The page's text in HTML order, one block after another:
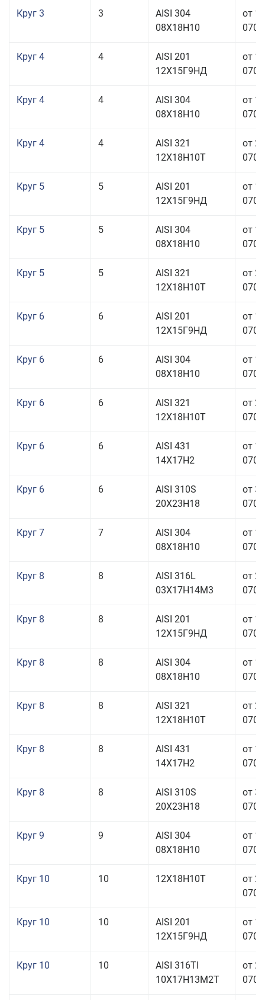
Круг 3 3
AISI 304
08Х18Н10
от
Круг 4 4
AISI 201
12Х15Г9НД
от
Круг 4 4
AISI 304
08Х18Н10
от
Круг 4 4
AISI 321
12Х18Н10Т
от
Круг 5 5
AISI 201
12Х15Г9НД
от
Круг 5 5
AISI 304
08Х18Н10
от
Круг 5 5
AISI 321
12Х18Н10Т
от
Круг 6 6
AISI 201
12Х15Г9НД
от
Круг 6 6
AISI 304
08Х18Н10
от
Круг 6 6
AISI 321
12Х18Н10Т
от
Круг 6 6
AISI 431
14Х17Н2
от
Круг 6 6
AISI 310S
20Х23Н18
от
Круг 7 7
AISI 304
08Х18Н10
от
Круг 8 8
AISI 316L
03Х17Н14М3
от
Круг 8 8
AISI 201
12Х15Г9НД
от
Круг 8 8
AISI 304
08Х18Н10
от
Круг 8 8
AISI 321
12Х18Н10Т
от
Круг 8 8
AISI 431
14Х17Н2
от
Круг 8 8
AISI 310S
20Х23Н18
от
Круг 9 9
AISI 304
08Х18Н10
от
Круг 10 10 12Х18Н10Т
от
Круг 10 10
AISI 201
12Х15Г9НД
от
Круг 10 10
AISI 316TI
10Х17Н13М2Т
от